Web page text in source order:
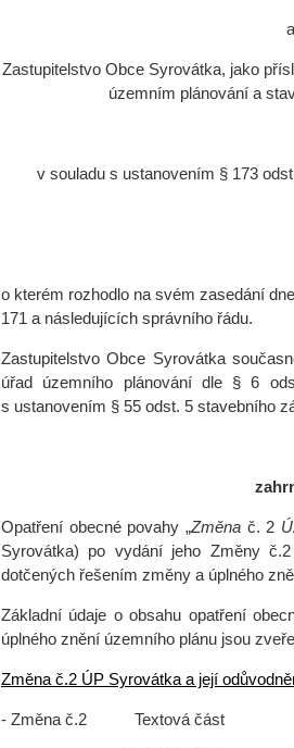
Zastupitelstvo Obce Syrovátka, jako
územním plánování a
v souladu s ustanovením § 173
o kterém rozhodlo na svém zasedání
171 a následujících správního řádu.
Zastupitelstvo Obce Syrovátka
úřad územního plánování dle § 6
s ustanovením § 55 odst. 5 stavebního
Opatření obecné povahy „Změnač. 2
Syrovátka) po vydání jeho Změny
dotčených řešením změny a úplného
Základní údaje o obsahu opatření
úplného znění územního plánu jsou
Změna č.2 ÚP Syrovátka a její
- Změna č.2 Textová část